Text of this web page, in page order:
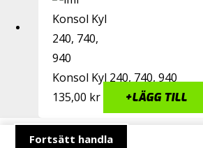
Konsol Kyl 240, 740, 940
135,00 kr +LÄGG TILL
Fortsätt handla